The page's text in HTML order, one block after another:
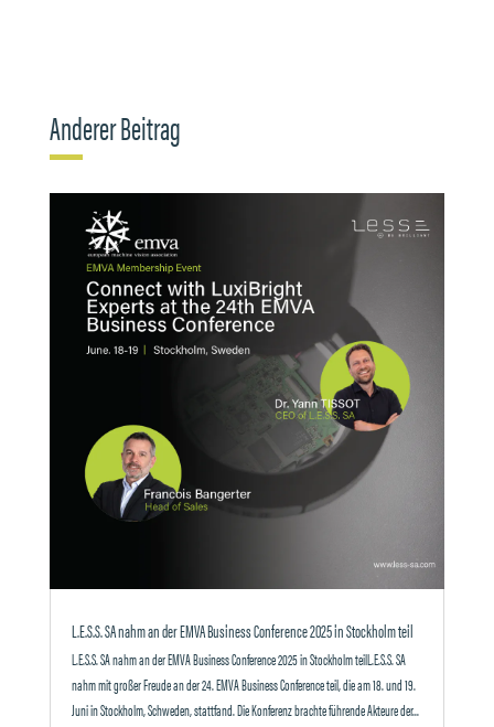
Anderer Beitrag
L.E.S.S. SA nahm an der EMVA Business Conference 2025 in Stockholm teil
L.E.S.S. SA nahm an der EMVA Business Conference 2025 in Stockholm teilL.E.S.S. SA
nahm mit großer Freude an der 24. EMVA Business Conference teil, die am 18. und 19.
Juni in Stockholm, Schweden, stattfand. Die Konferenz brachte führende Akteure der...